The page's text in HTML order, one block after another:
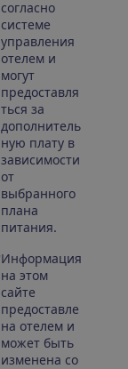
согласно
системе
управления
отелем и
могут
предоставля
ться за
дополнитель
ную плату в
зависимости
от
выбранного
плана
питания.
Информация
на этом
сайте
предоставле
на отелем и
может быть
изменена со